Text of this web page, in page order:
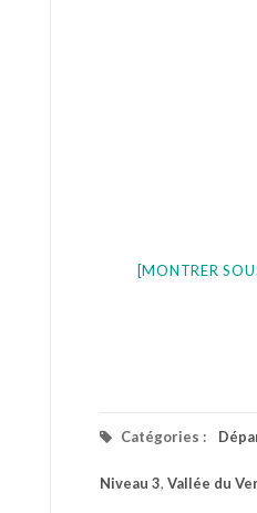
[MONTRER
Catégories :
Niveau 3, Vallée du